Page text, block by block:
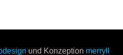
und Konzeption merryll